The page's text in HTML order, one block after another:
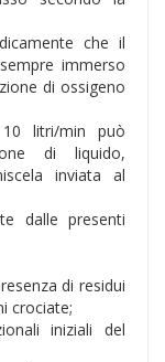
che il
immerso
di ossigeno
litri/min può
di liquido,
inviata al
dalle presenti
di residui
crociate;
iniziali del